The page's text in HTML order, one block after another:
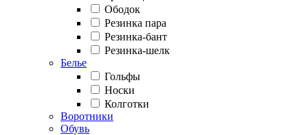
Ободок
Резинка пара
Резинка-бант
Резинка-шелк
Белье
Гольфы
Носки
Колготки
Воротники
Обувь